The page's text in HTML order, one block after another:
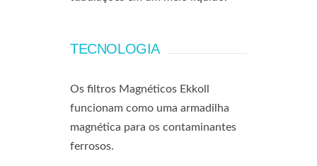
TECNOLOGIA
Os filtros Magnéticos Ekkoll
funcionam como uma armadilha
magnética para os contaminantes
ferrosos.